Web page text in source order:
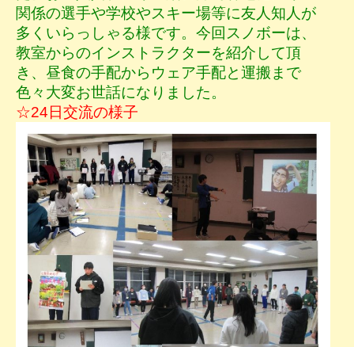
関係の選手や学校やスキー場等に友人知人が
多くいらっしゃる様です。今回スノボーは、
教室からのインストラクターを紹介して頂
き、昼食の手配からウェア手配と運搬まで
色々大変お世話になりました。
☆24日交流の様子